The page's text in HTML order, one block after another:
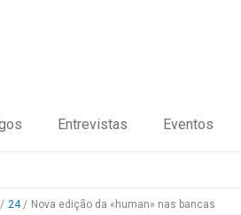
Entrevistas Eventos
24 Nova edição da «human» nas bancas